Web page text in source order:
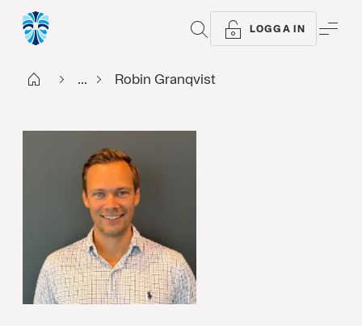
SÖK LOGGA IN
Start ... Robin Granqvist